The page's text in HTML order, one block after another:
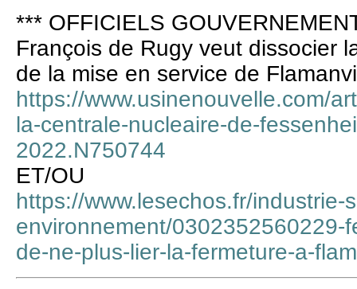
*** OFFICIELS
François de Rugy veut dissocier
de la mise en service de
https://www.usinenouvelle.com/
la-centrale-nucleaire-de-
2022.N750744
ET/OU
https://www.lesechos.fr/industrie-
environnement/0302352560229-
de-ne-plus-lier-la-fermeture-a-